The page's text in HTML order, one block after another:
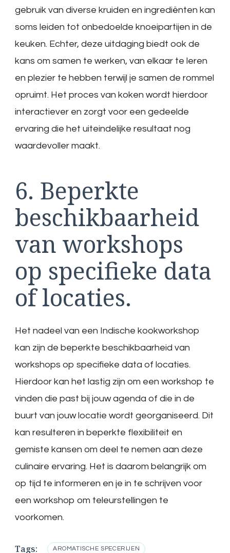
gebruik van diverse kruiden en ingrediënten kan
soms leiden tot onbedoelde knoeipartijen in de
keuken. Echter, deze uitdaging biedt ook de
kans om samen te werken, van elkaar te leren
en plezier te hebben terwijl je samen de rommel
opruimt. Het proces van koken wordt hierdoor
interactiever en zorgt voor een gedeelde
ervaring die het uiteindelijke resultaat nog
waardevoller maakt.
6. Beperkte
beschikbaarheid
van workshops
op specifieke data
of locaties.
Het nadeel van een Indische kookworkshop
kan zijn de beperkte beschikbaarheid van
workshops op specifieke data of locaties.
Hierdoor kan het lastig zijn om een workshop te
vinden die past bij jouw agenda of die in de
buurt van jouw locatie wordt georganiseerd. Dit
kan resulteren in beperkte flexibiliteit en
gemiste kansen om deel te nemen aan deze
culinaire ervaring. Het is daarom belangrijk om
op tijd te informeren en je in te schrijven voor
een workshop om teleurstellingen te
voorkomen.
Tags: AROMATISCHE SPECERIJEN